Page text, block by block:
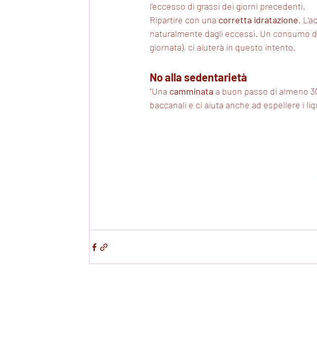
l’eccesso di grassi dei giorni precedenti.
Ripartire con una corretta idratazione.
naturalmente dagli eccessi. Un consumo
giornata), ci aiuterà in questo intento.
No alla sedentarietà
“Una camminata a buon passo di almeno
baccanali e ci aiuta anche ad espellere i